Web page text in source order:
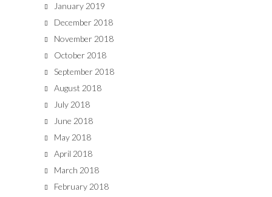
January 2019
December 2018
November 2018
October 2018
September 2018
August 2018
July 2018
June 2018
May 2018
April 2018
March 2018
February 2018